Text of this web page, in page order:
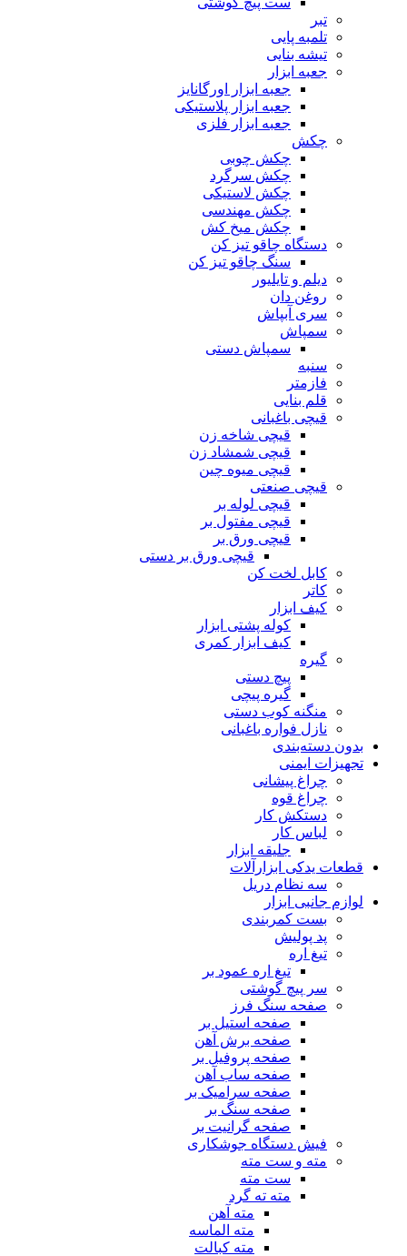
تبر
تلمبه پایی
تیشه بنایی
جعبه ابزار
جعبه ابزار اورگانایز
جعبه ابزار پلاستیکی
جعبه ابزار فلزی
چکش
چکش چوبی
چکش سرگرد
چکش لاستیکی
چکش مهندسی
چکش میخ کش
دستگاه چاقو تیز کن
سنگ چاقو تیز کن
دیلم و تایلیور
روغن دان
سری آبپاش
سمپاش
سمپاش دستی
سنبه
فازمتر
قلم بنایی
قیچی باغبانی
قیچی شاخه زن
قیچی شمشاد زن
قیچی میوه چین
قیچی صنعتی
قیچی لوله بر
قیچی مفتول بر
قیچی ورق بر
قیچی ورق بر دستی
کابل لخت کن
کاتر
کیف ابزار
کوله پشتی ابزار
کیف ابزار کمری
گیره
پیچ دستی
گیره پیچی
منگنه کوب دستی
نازل فواره باغبانی
بدون دسته‌بندی
تجهیزات ایمنی
چراغ پیشانی
چراغ قوه
دستکش کار
لباس کار
جلیقه ابزار
قطعات یدکی ابزارآلات
سه نظام دریل
لوازم جانبی ابزار
بست کمربندی
پد پولیش
تیغ اره
تیغ اره عمود بر
سر پیچ گوشتی
صفحه سنگ فرز
صفحه استیل بر
صفحه برش آهن
صفحه پروفیل بر
صفحه ساب آهن
صفحه سرامیک بر
صفحه سنگ بر
صفحه گرانیت بر
فیش دستگاه جوشکاری
مته و ست مته
ست مته
مته ته گرد
مته آهن
مته الماسه
مته کبالت